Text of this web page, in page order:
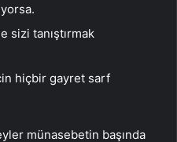
sizi tanıştırmak
hiçbir gayret sarf
münasebetin başında